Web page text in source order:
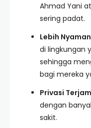
Ahmad Yani
sering padat.
Lebih
di lingkungan
sehingga
bagi mereka
Privasi
dengan
sakit.